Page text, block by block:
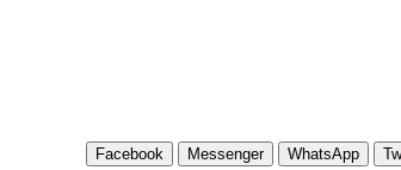
Facebook Messenger WhatsApp